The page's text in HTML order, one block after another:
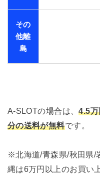
その
他離
島
A-SLOTの場合は、4.5
分の送料が無料です。
※北海道/青森県/秋田県/
縄は6万円以上のお買い